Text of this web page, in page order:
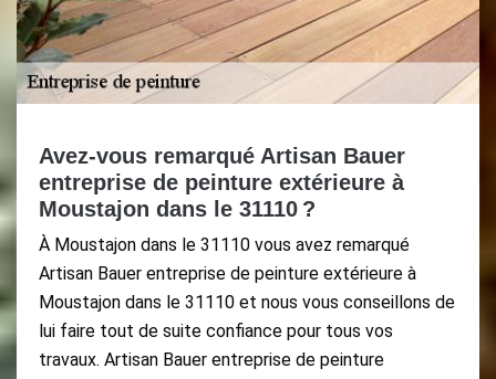
Avez-vous remarqué Artisan Bauer
entreprise de peinture extérieure à
Moustajon dans le 31110 ?
À Moustajon dans le 31110 vous avez remarqué
Artisan Bauer entreprise de peinture extérieure à
Moustajon dans le 31110 et nous vous conseillons de
lui faire tout de suite confiance pour tous vos
travaux. Artisan Bauer entreprise de peinture